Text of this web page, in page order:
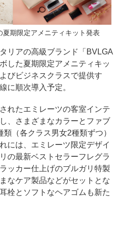
期限定アメニティキット発表
リアの高級ブランド「BVLGA
した夏期限定アメニティキッ
びビジネスクラスで提供す
に順次導入予定。
れたエミレーツの客室インテ
、さまざまなカラーとファブ
（各クラス男女2種類ずつ）
には、エミレーツ限定デザイ
の最新ベストセラーフレグラ
ッカー仕上げのブルガリ特製
なケア製品などがセットとな
栓とソフトなヘアゴムも新た